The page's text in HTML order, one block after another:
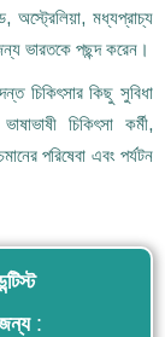
অস্ট্রেলিয়া, মধ্যপ্রাচ্য
ভারতকে পছন্দ করেন।
চিকিৎসার কিছু সুবিধা
চিকিৎসা কর্মী,
পরিষেবা এবং পর্যটন
: